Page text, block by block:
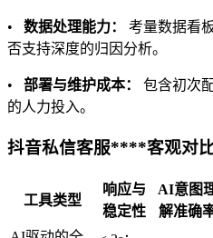
• 数据处理能力：
考量数据看
否支持深度的归因分析。
• 部署与维护成本：
包含初次
的人力投入。
抖音私信客服****客观对
工具类型
响应与
稳定性
AI意图
解准确